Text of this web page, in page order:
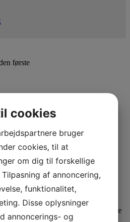
første
publiceret.
vi behandler den data du sender. Se
cookies
bruger
cookies, til at
om dig til forskellige
af annoncering,
funktionalitet,
Disse oplysninger
annoncerings- og